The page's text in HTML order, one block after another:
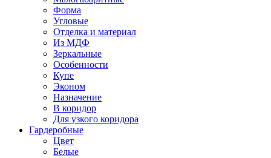
Форма
Угловые
Отделка и материал
Из МДФ
Зеркальные
Особенности
Купе
Эконом
Назначение
В коридор
Для узкого коридора
Гардеробные
Цвет
Белые